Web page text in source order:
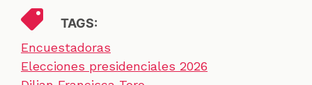
TAGS:
Encuestadoras
Elecciones presidenciales 2026